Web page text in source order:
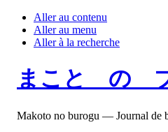
Aller au contenu
Aller au menu
Aller à la recherche
まこと の
Makoto no burogu — Journal de